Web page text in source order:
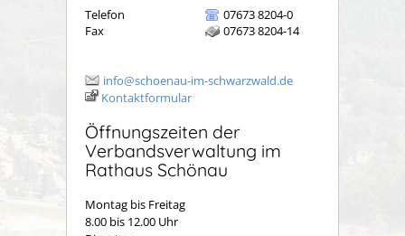
Telefon
07673 8204-0
Fax
07673 8204-14
info@schoenau-im-schwarzwald.de
Kontaktformular
Öffnungszeiten der
Verbandsverwaltung im
Rathaus Schönau
Montag bis Freitag
8.00 bis 12.00 Uhr